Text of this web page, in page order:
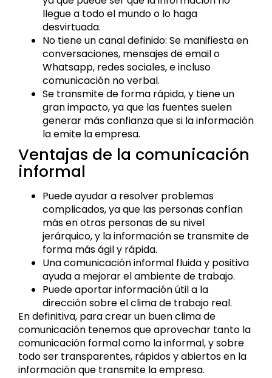
llegue a todo el mundo o lo haga
desvirtuada.
No tiene un canal definido: Se manifiesta en
conversaciones, mensajes de email o
Whatsapp, redes sociales, e incluso
comunicación no verbal.
Se transmite de forma rápida, y tiene un
gran impacto, ya que las fuentes suelen
generar más confianza que si la información
la emite la empresa.
Ventajas de la comunicación
informal
Puede ayudar a resolver problemas
complicados, ya que las personas confían
más en otras personas de su nivel
jerárquico, y la información se transmite de
forma más ágil y rápida.
Una comunicación informal fluida y positiva
ayuda a mejorar el ambiente de trabajo.
Puede aportar información útil a la
dirección sobre el clima de trabajo real.
En definitiva, para crear un buen clima de
comunicación tenemos que aprovechar tanto la
comunicación formal como la informal, y sobre
todo ser transparentes, rápidos y abiertos en la
información que transmite la empresa.